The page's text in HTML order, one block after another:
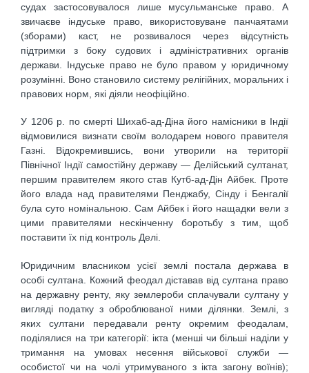
судах застосовувалося лише мусульманське право. А
звичаєве індуське право, використовуване панчаятами
(зборами) каст, не розвивалося через відсутність
підтримки з боку судових і адміністративних органів
держави. Індуське право не було правом у юридичному
розумінні. Воно становило систему релігійних, моральних і
правових норм, які діяли неофіційно.
У 1206 р. по смерті Шихаб-ад-Діна його намісники в Індії
відмовилися визнати своїм володарем нового правителя
Газні. Відокремившись, вони утворили на території
Північної Індії самостійну державу — Делійський султанат,
першим правителем якого став Кутб-ад-Дін Айбек. Проте
його влада над правителями Пенджабу, Сінду і Бенгалії
була суто номінальною. Сам Айбек і його нащадки вели з
цими правителями нескінченну боротьбу з тим, щоб
поставити їх під контроль Делі.
Юридичним власником усієї землі постала держава в
особі султана. Кожний феодал діставав від султана право
на державну ренту, яку землероби сплачували султану у
вигляді податку з оброблюваної ними ділянки. Землі, з
яких султани передавали ренту окремим феодалам,
поділялися на три категорії: ікта (менші чи більші наділи у
тримання на умовах несення військової служби —
особистої чи на чолі утримуваного з ікта загону воїнів);